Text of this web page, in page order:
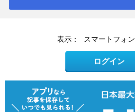
表示： スマートフォン
ログイン